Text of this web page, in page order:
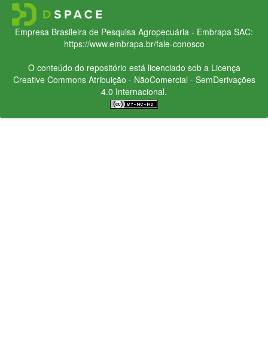
Empresa Brasileira de Pesquisa Agropecuária - Embrapa SAC:
https://www.embrapa.br/fale-conosco
O conteúdo do repositório está licenciado sob a Licença
Creative CommonsAtribuição - NãoComercial - SemDerivações
4.0 Internacional.